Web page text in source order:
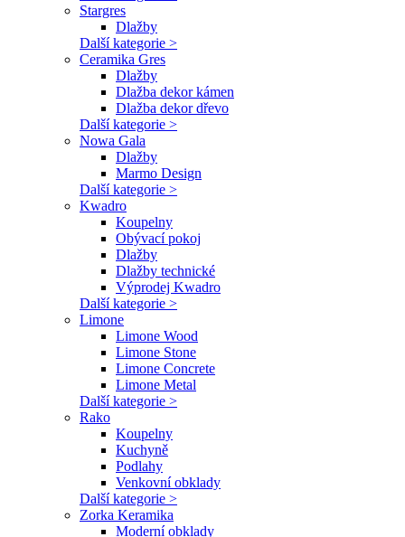
Stargres
Dlažby
Další kategorie >
Ceramika Gres
Dlažby
Dlažba dekor kámen
Dlažba dekor dřevo
Další kategorie >
Nowa Gala
Dlažby
Marmo Design
Další kategorie >
Kwadro
Koupelny
Obývací pokoj
Dlažby
Dlažby technické
Výprodej Kwadro
Další kategorie >
Limone
Limone Wood
Limone Stone
Limone Concrete
Limone Metal
Další kategorie >
Rako
Koupelny
Kuchyně
Podlahy
Venkovní obklady
Další kategorie >
Zorka Keramika
Moderní obklady